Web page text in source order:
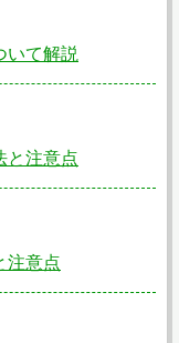
いて解説
と注意点
注意点